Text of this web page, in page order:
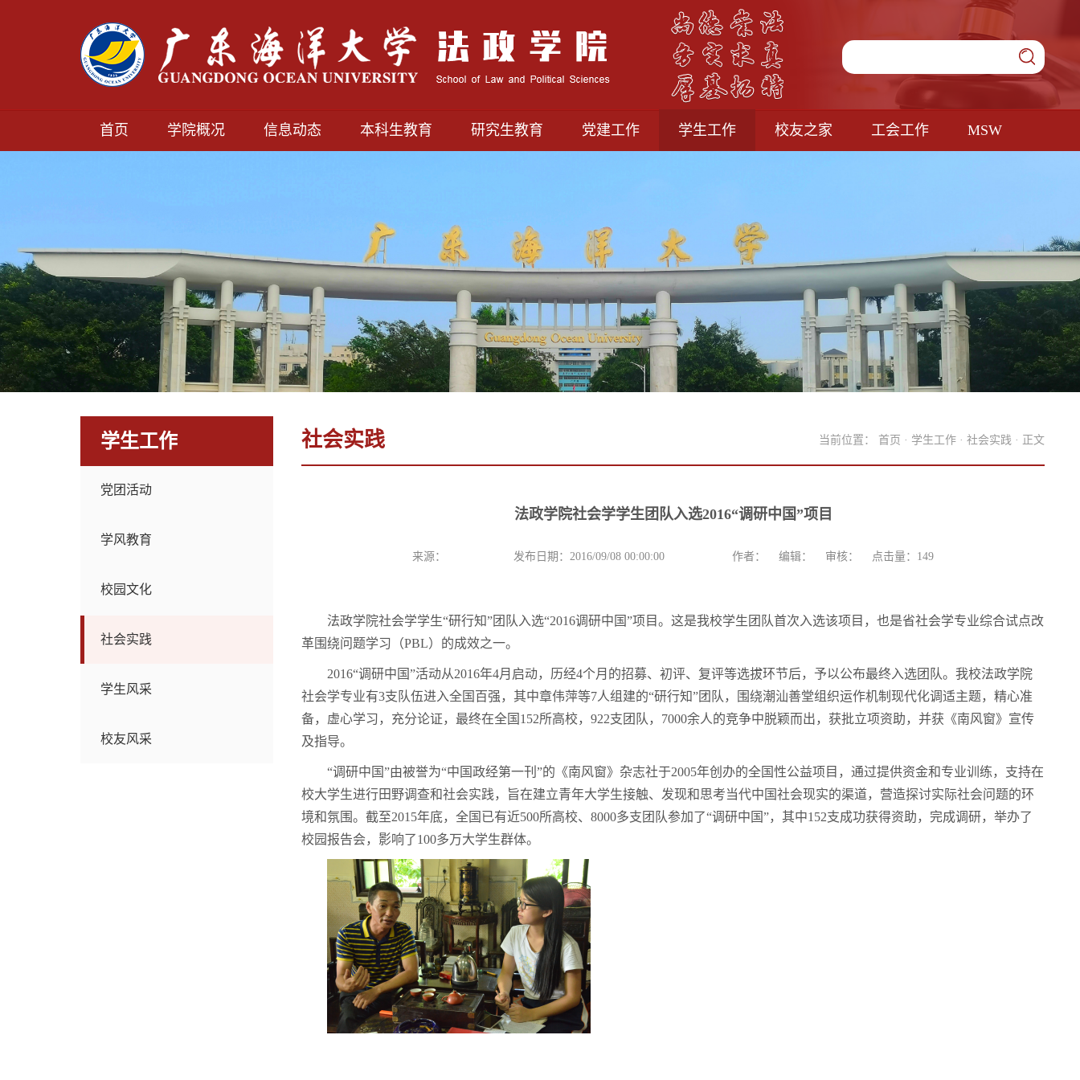
首页 学院概况 信息动态 本科生教育 研究生教育 党建工作 学生工作 校友之家 工会工作 MSW
学生工作
党团活动
学风教育
校园文化
社会实践
学生风采
校友风采
当前位置： 首页 · 学生工作 · 社会实践 · 正文
社会实践
法政学院社会学学生团队入选2016“调研中国”项目
来源： 发布日期：2016/09/08 00:00:00 作者： 编辑： 审核： 点击量： 149
法政学院社会学学生“研行知”团队入选“2016调研中国”项目。这是我校学生团队首次入选该项目，也是省社会学专业综合试点改
革围绕问题学习（PBL）的成效之一。
2016“调研中国”活动从2016年4月启动，历经4个月的招募、初评、复评等选拔环节后，予以公布最终入选团队。我校法政学院
社会学专业有3支队伍进入全国百强，其中章伟萍等7人组建的“研行知”团队，围绕潮汕善堂组织运作机制现代化调适主题，精心准
备，虚心学习，充分论证，最终在全国152所高校，922支团队，7000余人的竞争中脱颖而出，获批立项资助，并获《南风窗》宣传
及指导。
“调研中国”由被誉为“中国政经第一刊”的《南风窗》杂志社于2005年创办的全国性公益项目，通过提供资金和专业训练，支持在
校大学生进行田野调查和社会实践，旨在建立青年大学生接触、发现和思考当代中国社会现实的渠道，营造探讨实际社会问题的环
境和氛围。截至2015年底，全国已有近500所高校、8000多支团队参加了“调研中国”，其中152支成功获得资助，完成调研，举办了
校园报告会，影响了100多万大学生群体。